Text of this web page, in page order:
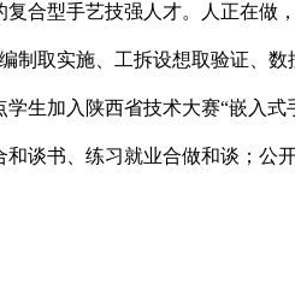
合型手艺技强人才。人正在做
制取实施、工拆设想取验证、
生加入陕西省技术大赛“嵌入式
谈书、练习就业合做和谈；公